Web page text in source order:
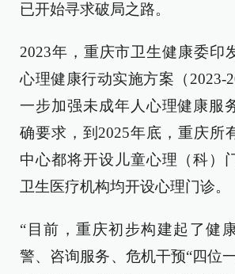
已开始寻求破局之路。
2023年，重庆市卫生健康委印
心理健康行动实施方案（2023-
一步加强未成年人心理健康服
确要求，到2025年底，重庆所
中心都将开设儿童心理（科）
卫生医疗机构均开设心理门诊。
“目前，重庆初步构建起了健
警、咨询服务、危机干预“四位